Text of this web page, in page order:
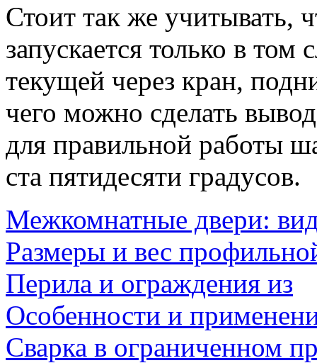
Стоит так же учитывать,
запускается только в том
текущей через кран,
чего можно сделать
для правильной работы
ста пятидесяти градусов.
Межкомнатные двери:
Размеры и вес
Перила и ограждения из
Особенности и
Сварка в ограниченном